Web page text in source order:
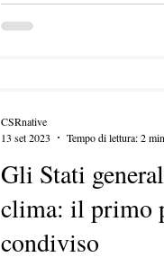
Gli Stati
clima: il primo
condiviso
CSRnative
13 set 2023
Tempo di lettura: 2 min